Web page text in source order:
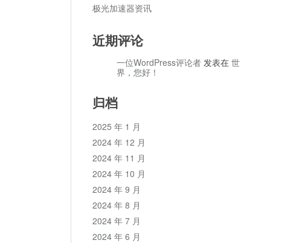
极光加速器资讯
近期评论
一位WordPress评论者 发表在 世
界，您好！
归档
2025 年 1 月
2024 年 12 月
2024 年 11 月
2024 年 10 月
2024 年 9 月
2024 年 8 月
2024 年 7 月
2024 年 6 月